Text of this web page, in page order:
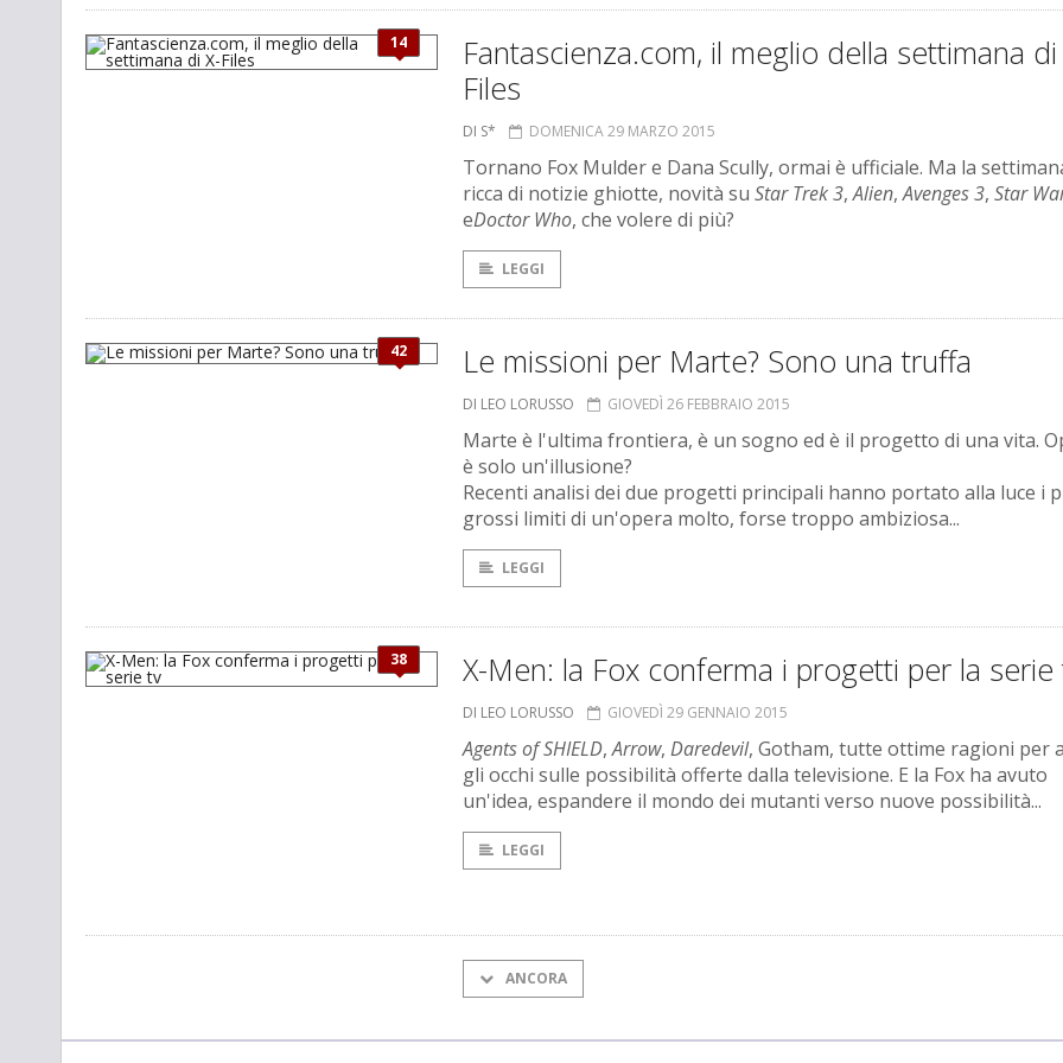
14
Fantascienza.com, il meglio della settimana di
Files
DI S* DOMENICA 29 MARZO 2015
Tornano Fox Mulder e Dana Scully, ormai è ufficiale. Ma la
ricca di notizie ghiotte, novità su Star Trek 3,Alien,Avenges 3, Star
eDoctor Who, che volere di più?
LEGGI
42 Le missioni per Marte? Sono una truffa
DI LEO LORUSSO GIOVEDÌ 26 FEBBRAIO 2015
Marte è l'ultima frontiera, è un sogno ed è il progetto di una vita.
è solo un'illusione?
Recenti analisi dei due progetti principali hanno portato alla luce i
grossi limiti di un'opera molto, forse troppo ambiziosa...
LEGGI
38 X-Men: la Fox conferma i progetti per la serie
DI LEO LORUSSO GIOVEDÌ 29 GENNAIO 2015
Agents of SHIELD,Arrow, Daredevil, Gotham, tutte ottime ragioni per
gli occhi sulle possibilità offerte dalla televisione. E la Fox ha avuto
un'idea, espandere il mondo dei mutanti verso nuove possibilità...
LEGGI
ANCORA